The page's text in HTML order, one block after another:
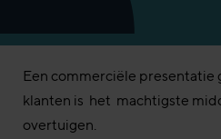
Een commerciële presentatie
klanten is het machtigste
overtuigen.